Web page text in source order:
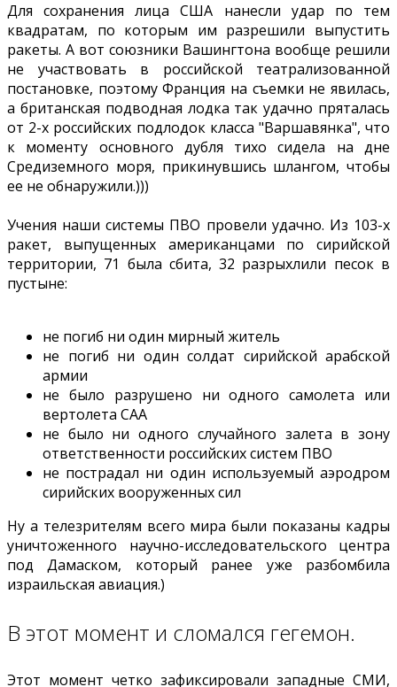
Для сохранения лица США нанесли удар по тем
квадратам, по которым им разрешили выпустить
ракеты. А вот союзники Вашингтона вообще решили
не участвовать в российской театрализованной
постановке, поэтому Франция на съемки не явилась,
а британская подводная лодка так удачно пряталась
от 2-х российских подлодок класса "Варшавянка", что
к моменту основного дубля тихо сидела на дне
Средиземного моря, прикинувшись шлангом, чтобы
ее не обнаружили.)))
Учения наши системы ПВО провели удачно. Из 103-х
ракет, выпущенных американцами по сирийской
территории, 71 была сбита, 32 разрыхлили песок в
пустыне:
не погиб ни один мирный житель
не погиб ни один солдат сирийской арабской
армии
не было разрушено ни одного самолета или
вертолета САА
не было ни одного случайного залета в зону
ответственности российских систем ПВО
не пострадал ни один используемый аэродром
сирийских вооруженных сил
Ну а телезрителям всего мира были показаны кадры
уничтоженного научно-исследовательского центра
под Дамаском, который ранее уже разбомбила
израильская авиация.)
В этот момент и сломался гегемон.
Этот момент четко зафиксировали западные СМИ,